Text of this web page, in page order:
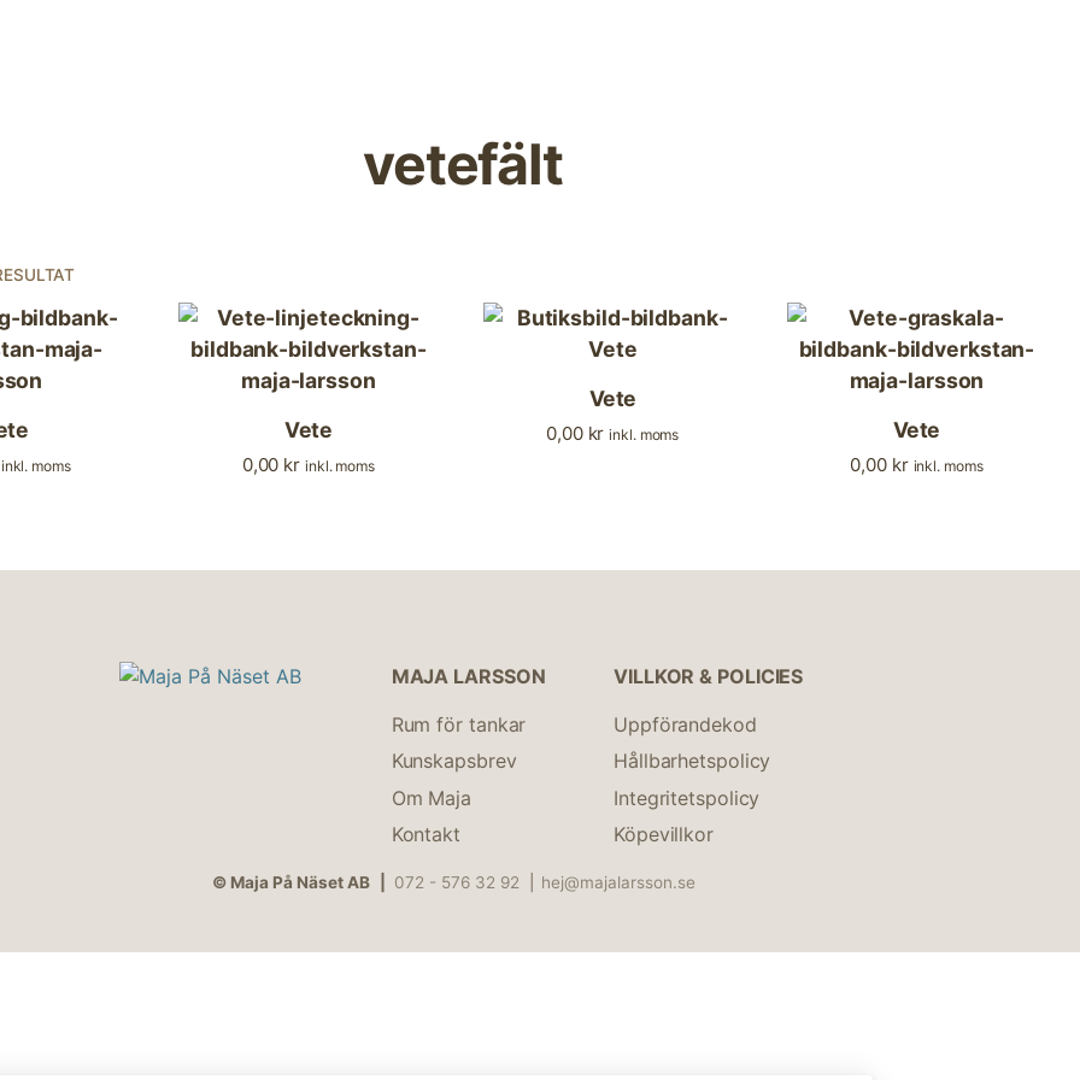
vetefält
inkl. moms
Vete
0,00 kr inkl. moms
Vete
0,00 kr inkl. moms Vete
0,00 kr inkl. moms
MAJA LARSSON
Rum för tankar
Kunskapsbrev
Om Maja
Kontakt
VILLKOR & POLICIES
Uppförandekod
Hållbarhetspolicy
Integritetspolicy
Köpevillkor
© Maja På Näset AB 072 - 576 32 92 hej@majalarsson.se